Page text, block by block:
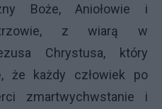
Boże, Aniołowie i
z wiarą w
Chrystusa, który
że każdy człowiek po
zmartwychwstanie i